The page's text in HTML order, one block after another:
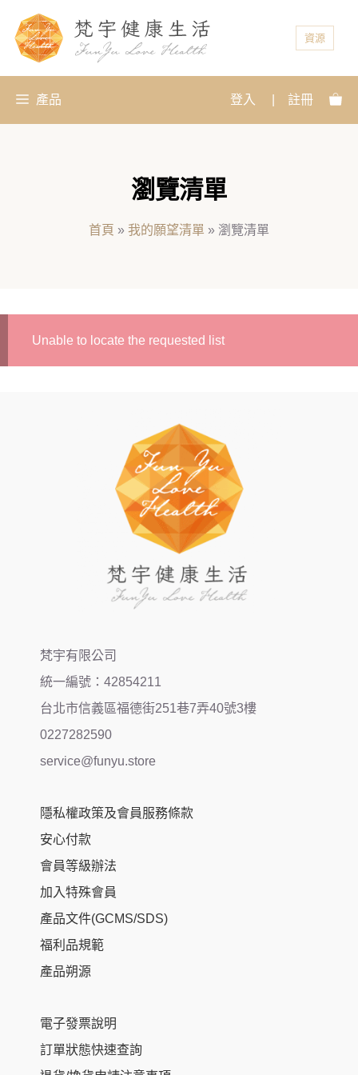
資源
產品 登入 註冊
瀏覽清單
首頁 » 我的願望清單 » 瀏覽清單
Unable to locate the requested list
梵宇有限公司
統一編號：42854211
台北市信義區福德街251巷7弄40號3樓
0227282590
service@funyu.store
隱私權政策及會員服務條款
安心付款
會員等級辦法
加入特殊會員
產品文件(GCMS/SDS)
福利品規範
產品朔源
電子發票說明
訂單狀態快速查詢